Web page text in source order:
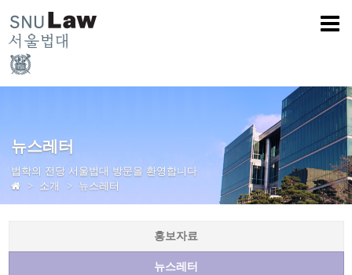
뉴스레터
법학의 전당 서울법대 방문을 환영합니다
소개
뉴스레터
홍보자료
뉴스레터